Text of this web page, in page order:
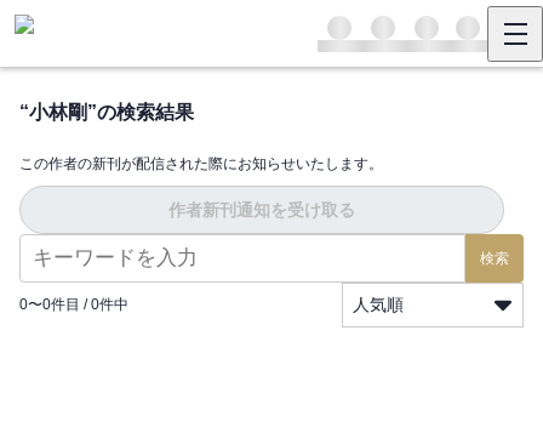
“小林剛”の検索結果
この作者の新刊が配信された際にお知らせいたします。
作者新刊通知を受け取る
検索
0〜0件目 / 0件中 人気順